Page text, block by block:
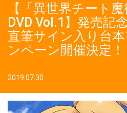
【「異世界チート
DVD Vol.1】発売記
直筆サイン入り台
ンペーン開催決定！
2019.07.30